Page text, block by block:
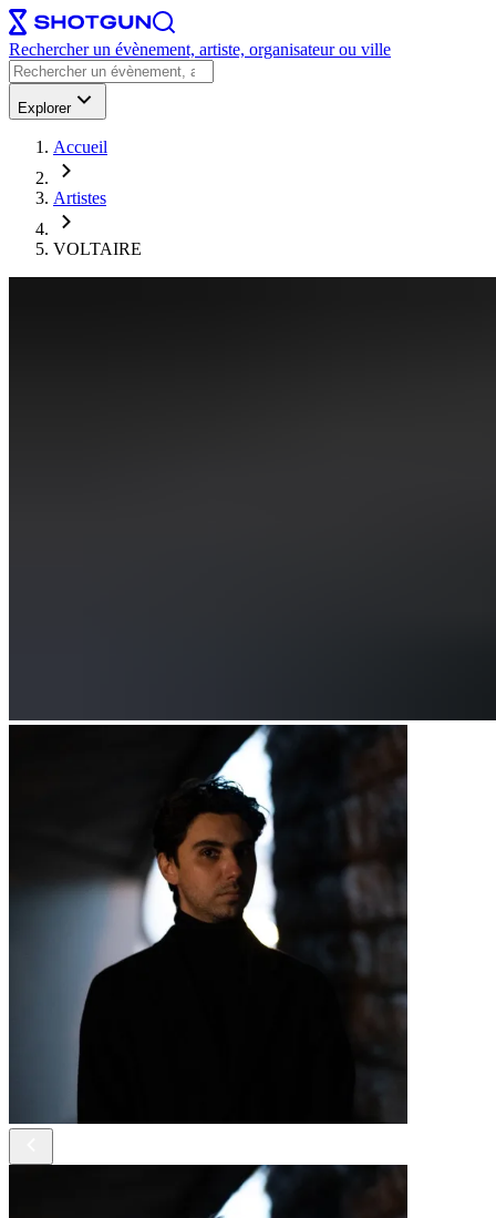
Rechercher un évènement, artiste, organisateur ou ville
Explorer
Accueil
Artistes
VOLTAIRE